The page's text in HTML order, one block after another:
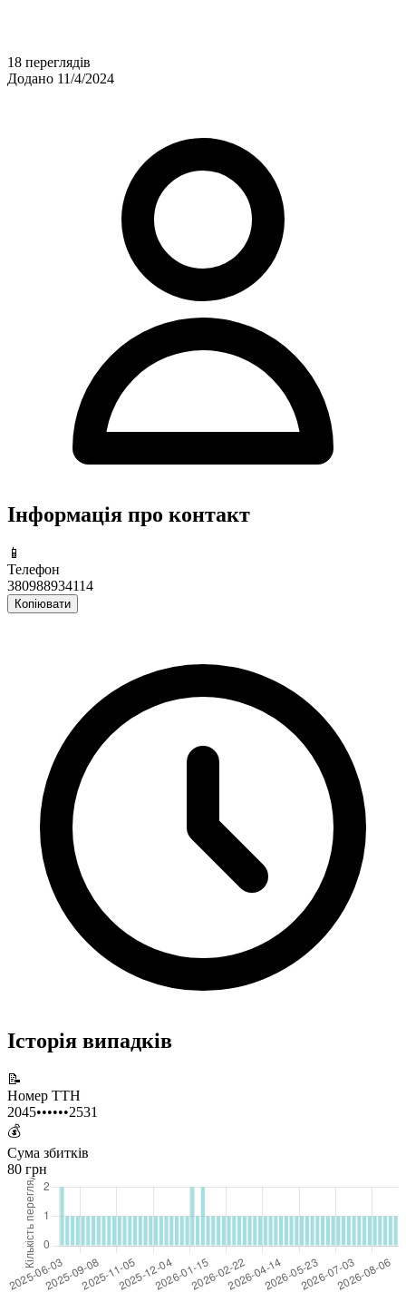
18 переглядів
Додано 11/4/2024
Інформація про контакт
📱
Телефон
380988934114
Копіювати
Історія випадків
📝
Номер ТТН
2045••••••2531
💰
Сума збитків
80 грн